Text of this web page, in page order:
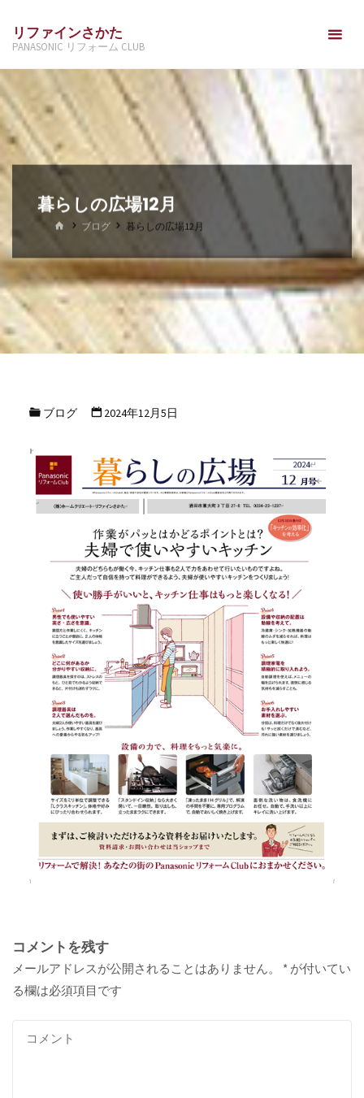
ン
ツ
へ
ス
キ
ッ
リファインさかた
PANASONIC リフォーム CLUB
暮らしの広場12月
ホ ブログ 暮らしの広場12月
ブログ 2024年12月5日
コメントを残す
メールアドレスが公開されることはありません。 * が付いてい
る欄は必須項目です